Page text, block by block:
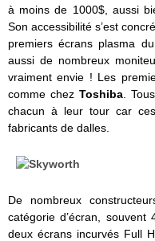
à moins de 1000$, aussi
Son accessibilité s’est
premiers écrans plasma
aussi de nombreux
vraiment envie ! Les
comme chez Toshiba.
chacun à leur tour car
fabricants de dalles.
De nombreux
catégorie d’écran,
deux écrans incurvés Full